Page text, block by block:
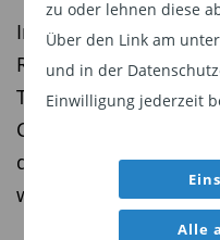
zu oder lehnen diese
Über den Link am
und in der
Einwilligung jederzeit
Alle
In der dreiteiligen
Rohstoffexperte Tim
TiAM FundResearch
Chancen für
die Elektrifizierung
wird